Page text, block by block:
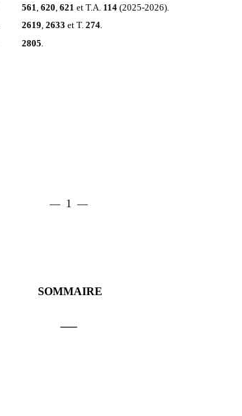
561, 620, 621et T.A. 114 (2025-2026).
2619, 2633 et T. 274.
2805.
— 1 —
SOMMAIRE